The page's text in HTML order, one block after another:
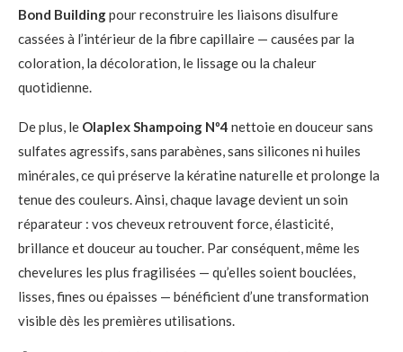
Bond Buildingpour reconstruire les liaisons disulfure
cassées à l’intérieur de la fibre capillaire — causées par la
coloration, la décoloration, le lissage ou la chaleur
quotidienne.
De plus, le Olaplex Shampoing Nº4 nettoie en douceur sans
sulfates agressifs, sans parabènes, sans silicones ni huiles
minérales, ce qui préserve la kératine naturelle et prolonge la
tenue des couleurs. Ainsi, chaque lavage devient un soin
réparateur : vos cheveux retrouvent force, élasticité,
brillance et douceur au toucher. Par conséquent, même les
chevelures les plus fragilisées — qu’elles soient bouclées,
lisses, fines ou épaisses — bénéficient d’une transformation
visible dès les premières utilisations.